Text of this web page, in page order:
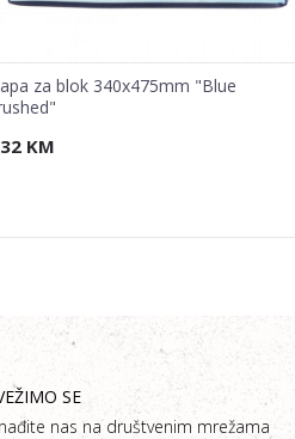
za blok 340x475mm "Blue
KM
SE
nas na društvenim mrežama